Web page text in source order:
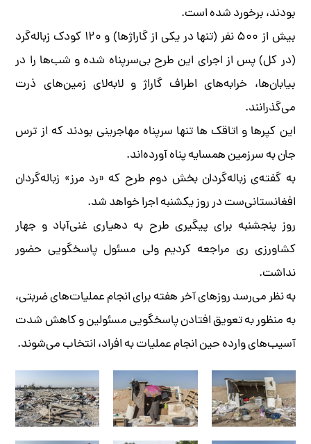
بودند، برخورد شده است.
بیش از ۵۰۰ نفر (تنها در یکی از گاراژها) و ۱۲۰ کودک زباله‌گرد
(در کل) پس از اجرای این طرح بی‌سرپناه شده و شب‌ها را در
بیابان‌ها، خرابه‌های اطراف گاراژ و لابه‌لای زمین‌های ذرت
می‌گذرانند.
این کپرها و اتاقک ها تنها سرپناه مهاجرینی بودند که از ترس
جان به سرزمین همسایه پناه آورده‌اند.
به گفته‌ی زباله‌گردان بخش دوم طرح که «رد مرز» زباله‌گردان
افغانستانی‌ست در روز یکشنبه اجرا خواهد شد.
روز پنجشنبه برای پیگیری طرح به دهیاری غنی‌آباد و جهار
کشاورزی ری مراجعه کردیم ولی مسئول پاسخگویی حضور
نداشت.
به نظر می‌رسد روز‌های آخر هفته برای انجام عملیات‌های ضربتی،
به منظور به تعویق افتادن پاسخگویی مسئولین و کاهش شدت
آسیب‌های وارده حین انجام عملیات به افراد، انتخاب می‌شوند.